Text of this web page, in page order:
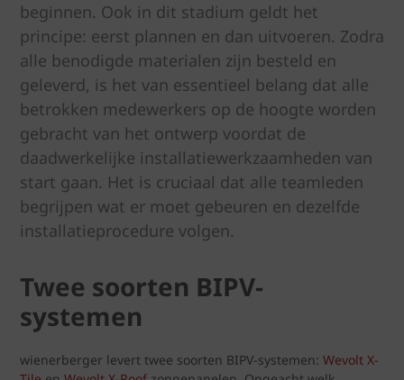
beginnen. Ook in dit stadium geldt het
principe: eerst plannen en dan uitvoeren. Zodra
alle benodigde materialen zijn besteld en
geleverd, is het van essentieel belang dat alle
betrokken medewerkers op de hoogte worden
gebracht van het ontwerp voordat de
daadwerkelijke installatiewerkzaamheden van
start gaan. Het is cruciaal dat alle teamleden
begrijpen wat er moet gebeuren en dezelfde
installatieprocedure volgen.
Twee soorten BIPV-
systemen
wienerberger levert twee soorten BIPV-systemen: Wevolt X-